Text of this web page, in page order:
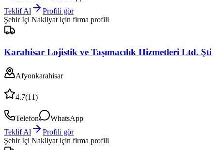
Teklif Al
Profili gör
Şehir İçi Nakliyat için firma profili
Karahisar Lojistik ve Taşımacılık Hizmetleri Ltd. Şti
Afyonkarahisar
4.7(11)
Telefon
WhatsApp
Teklif Al
Profili gör
Şehir İçi Nakliyat için firma profili